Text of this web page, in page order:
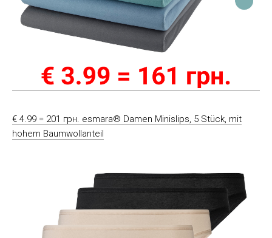
€ 4.99 = 201 грн. esmara® Damen Minislips, 5 Stück, mit
hohem Baumwollanteil